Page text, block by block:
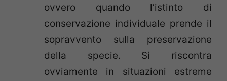
ovvero quando l’istinto di
conservazione individuale prende il
sopravvento sulla preservazione
della specie. Si riscontra
ovviamente in situazioni estreme